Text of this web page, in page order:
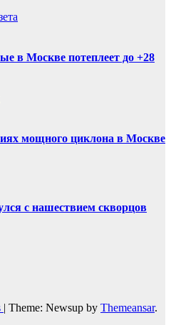
в Москве потеплеет до +28
мощного циклона в Москве
с нашествием скворцов
| Theme: Newsup by Themeansar.